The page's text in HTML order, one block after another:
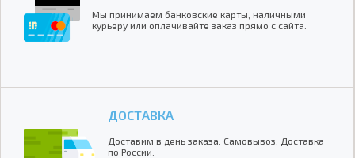
Мы принимаем банковские карты, наличными
курьеру или оплачивайте заказ прямо с сайта.
ДОСТАВКА
Доставим в день заказа. Самовывоз. Доставка
по России.